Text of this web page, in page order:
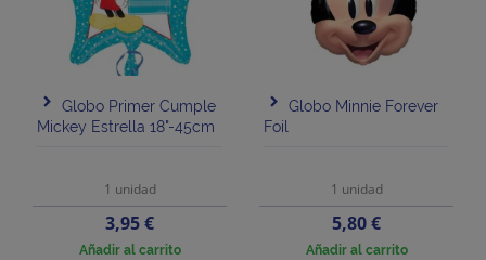
Globo Primer Cumple
Mickey Estrella 18"-45cm
1 unidad
Precio
3,95 €
Añadir al carrito
Globo Minnie Forever
Foil
1 unidad
Precio
5,80 €
Añadir al carrito